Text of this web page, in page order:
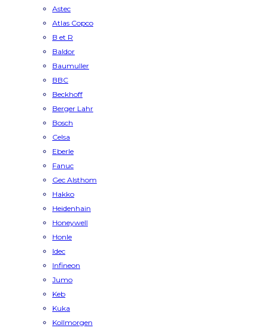
Astec
Atlas Copco
B et R
Baldor
Baumuller
BBC
Beckhoff
Berger Lahr
Bosch
Celsa
Eberle
Fanuc
Gec Alsthom
Hakko
Heidenhain
Honeywell
Honle
Idec
Infineon
Jumo
Keb
Kuka
Kollmorgen